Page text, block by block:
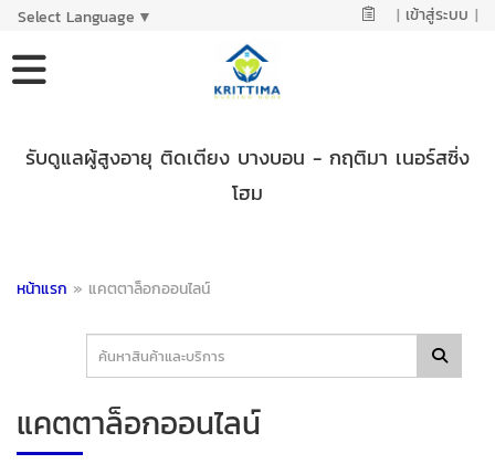
Select Language ▼ | เข้าสู่ระบบ |
รับดูแลผู้สูงอายุ ติดเตียง บางบอน - กฤติมา เนอร์สซิ่ง
โฮม
หน้าแรก » แคตตาล็อกออนไลน์
แคตตาล็อกออนไลน์